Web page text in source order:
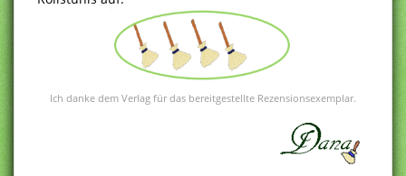
Ich danke dem Verlag für das bereitgestellte Rezensionsexemplar.